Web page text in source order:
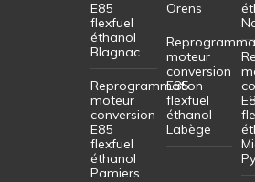
E85
flexfuel
éthanol
Blagnac
Reprogrammation
moteur
conversion
E85
flexfuel
éthanol
Pamiers
Orens
moteur
conversion
E85
flexfuel
éthanol
Labège